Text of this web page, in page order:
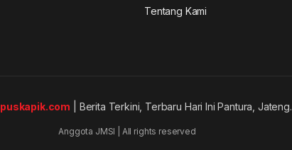
Tentang Kami
puskapik.com | Berita Terkini, Terbaru Hari Ini Pantura, Jateng.
Anggota JMSI | All rights reserved